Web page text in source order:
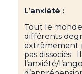
L’anxiété :
Tout le
différents
extrêmement
pas dissociés.
l’anxiété/